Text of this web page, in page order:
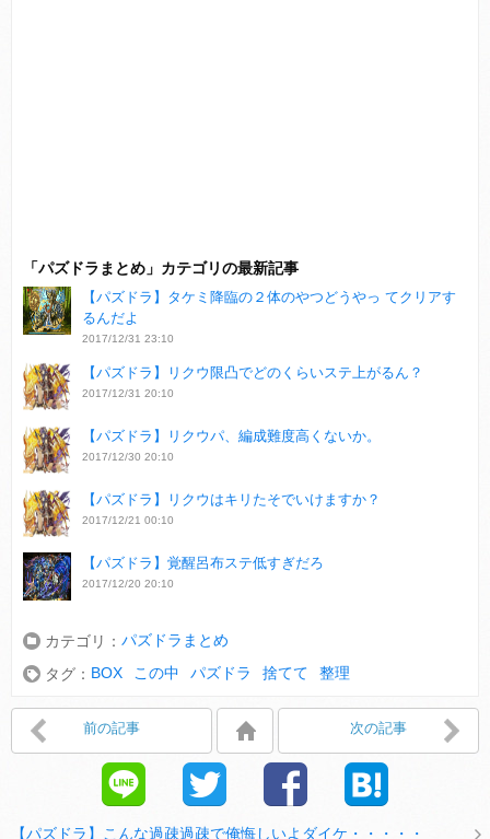
「パズドラまとめ」カテゴリの最新記事
【パズドラ】タケミ降臨の２体のやつどうやっ てクリアす
るんだよ
2017/12/31 23:10
【パズドラ】リクウ限凸でどのくらいステ上がるん？
2017/12/31 20:10
【パズドラ】リクウパ、編成難度高くないか。
2017/12/30 20:10
【パズドラ】リクウはキリたそでいけますか？
2017/12/21 00:10
【パズドラ】覚醒呂布ステ低すぎだろ
2017/12/20 20:10
カテゴリ： パズドラまとめ
タグ： BOX この中 パズドラ 捨てて 整理
前の記事 次の記事
【パズドラ】こんな過疎過疎で俺悔しいよダイケ・・・・・